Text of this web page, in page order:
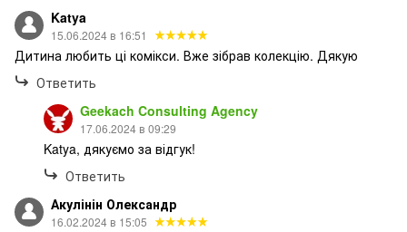
Katya
15.06.2024 в 16:51
Дитина любить ці комікси. Вже зібрав колекцію. Дякую
Ответить
Geekach Consulting Agency
17.06.2024 в 09:29
Katya, дякуємо за відгук!
Ответить
Акулінін Олександр
16.02.2024 в 15:05